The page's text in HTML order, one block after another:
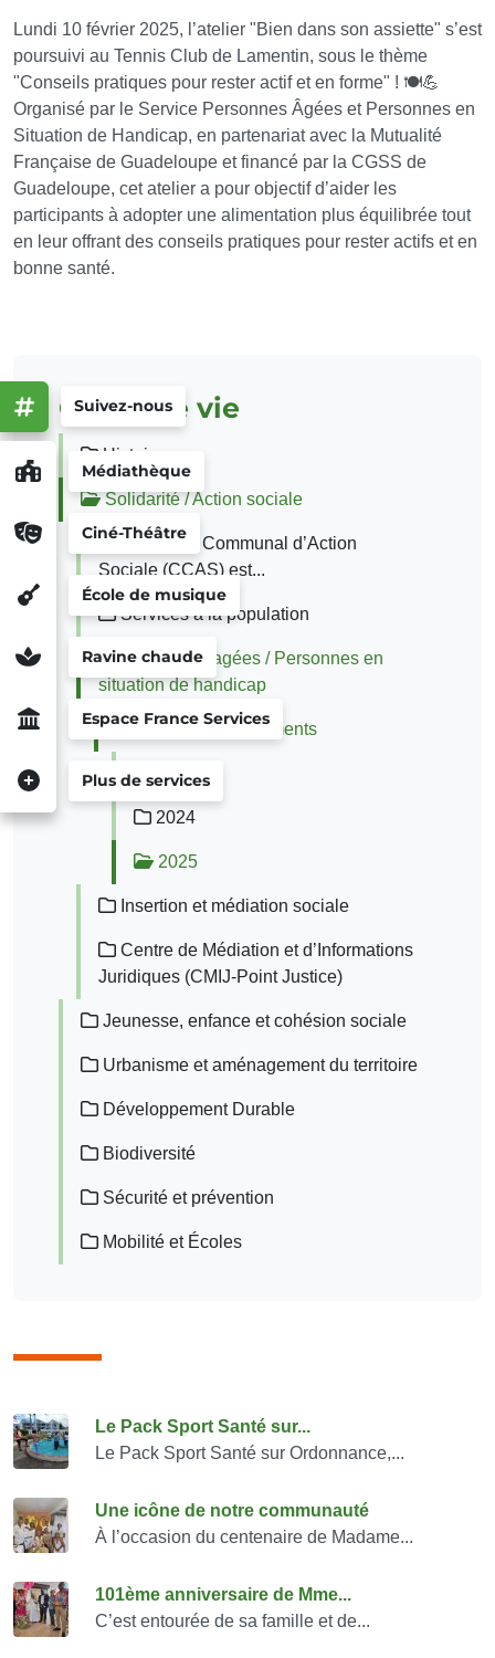
Médiathèque
Ciné-Théâtre
École de musique
Ravine chaude
Espace France Services
Plus de services
Suivez-nous
Lundi 10 février 2025, l’atelier "Bien dans son assiette" s’est
poursuivi au Tennis Club de Lamentin, sous le thème
"Conseils pratiques pour rester actif et en forme" ! 🍽️💪
Organisé par le Service Personnes Âgées et Personnes en
Situation de Handicap, en partenariat avec la Mutualité
Française de Guadeloupe et financé par la CGSS de
Guadeloupe, cet atelier a pour objectif d’aider les
participants à adopter une alimentation plus équilibrée tout
en leur offrant des conseils pratiques pour rester actifs et en
bonne santé.
Cadre de vie
Histoire
Solidarité / Action sociale
Le Centre Communal d’Action
Sociale (CCAS) est...
Services à la population
Personnes agées / Personnes en
situation de handicap
Actions et évènements
2023
2024
2025
Insertion et médiation sociale
Centre de Médiation et d’Informations
Juridiques (CMIJ-Point Justice)
Jeunesse, enfance et cohésion sociale
Urbanisme et aménagement du territoire
Développement Durable
Biodiversité
Sécurité et prévention
Mobilité et Écoles
Consulter également
Le Pack Sport Santé sur...
Le Pack Sport Santé sur Ordonnance,...
Une icône de notre communauté
À l’occasion du centenaire de Madame...
101ème anniversaire de Mme...
C’est entourée de sa famille et de...